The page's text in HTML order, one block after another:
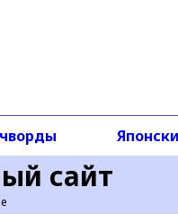
сайт